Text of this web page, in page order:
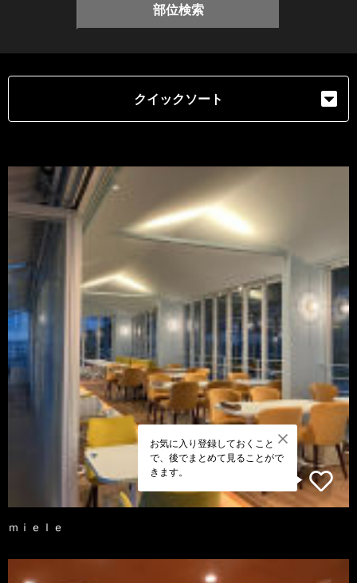
部位検索
クイックソート
お気に入り登録しておくこと
で、後でまとめて見ることがで
きます。
ｍｉｅｌｅ